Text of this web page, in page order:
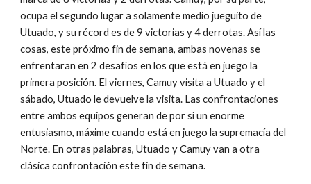
ocupa el segundo lugar a solamente medio jueguito de
Utuado, y su récord es de 9 victorias y 4 derrotas. Así las
cosas, este próximo fin de semana, ambas novenas se
enfrentaran en 2 desafíos en los que está en juego la
primera posición. El viernes, Camuy visita a Utuado y el
sábado, Utuado le devuelve la visita. Las confrontaciones
entre ambos equipos generan de por sí un enorme
entusiasmo, máxime cuando está en juego la supremacía del
Norte. En otras palabras, Utuado y Camuy van a otra
clásica confrontación este fin de semana.